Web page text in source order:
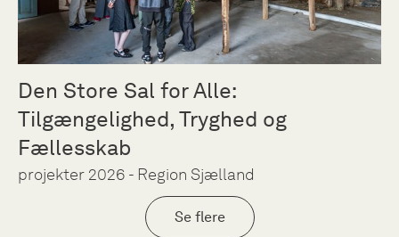
Den Store Sal for Alle:
Tilgængelighed, Tryghed og
Fællesskab
projekter 2026 - Region Sjælland
Se flere